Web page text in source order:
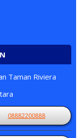
Taman Riviera
08882200888